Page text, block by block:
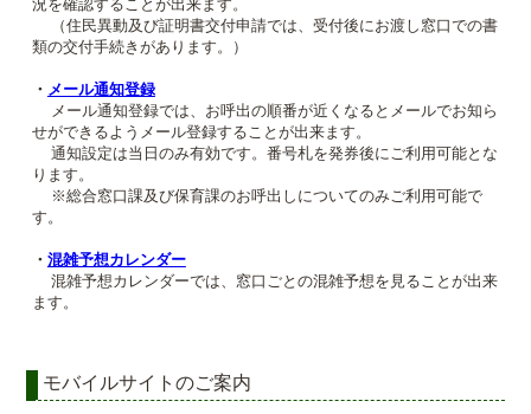
況を確認することが出来ます。
（住民異動及び証明書交付申請では、受付後にお渡し窓口での書
類の交付手続きがあります。）
・ メール通知登録
メール通知登録では、お呼出の順番が近くなるとメールでお知ら
せができるようメール登録することが出来ます。
通知設定は当日のみ有効です。番号札を発券後にご利用可能とな
ります。
※総合窓口課及び保育課のお呼出しについてのみご利用可能で
す。
・ 混雑予想カレンダー
混雑予想カレンダーでは、窓口ごとの混雑予想を見ることが出来
ます。
モバイルサイトのご案内